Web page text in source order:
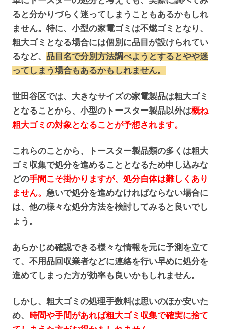
ると分かりづらく迷ってしまうこともあるかもしれ
ません。特に、小型の家電ゴミは不燃ゴミとなり、
粗大ゴミとなる場合には個別に品目が設けられてい
るなど、 品目名で分別方法調べようとするとやや迷
ってしまう場合もあるかもしれません。
世田谷区では、大きなサイズの家電製品は粗大ゴミ
となることから、小型のトースター製品以外は概ね
粗大ゴミの対象となることが予想されます。
これらのことから、トースター製品類の多くは粗大
ゴミ収集で処分を進めることとなるため申し込みな
どの手間こそ掛かりますが、処分自体は難しくあり
ません。 急いで処分を進めなければならない場合に
は、他の様々な処分方法を検討してみると良いでし
ょう。
あらかじめ確認できる様々な情報を元に予測を立て
て、不用品回収業者などに連絡を行い早めに処分を
進めてしまった方が効率も良いかもしれません。
しかし、粗大ゴミの処理手数料は思いのほか安いた
め、 時間や手間があれば粗大ゴミ収集で確実に捨て